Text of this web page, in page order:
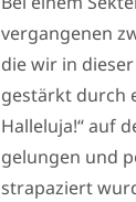
vergangenen
die wir in
gestärkt durch
Halleluja!“ auf
gelungen und
strapaziert